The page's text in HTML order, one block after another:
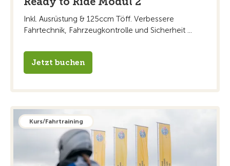
Inkl. Ausrüstung & 125ccm Töff. Verbessere
Fahrtechnik, Fahrzeugkontrolle und Sicherheit ...
Jetzt buchen
Kurs/Fahrtraining